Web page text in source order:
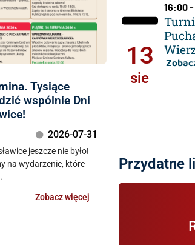
Tysiące
wspólnie Dni
2026-07-31
jeszcze nie było!
na wydarzenie, które
Zobacz więcej
13
sie
16:00
Przydatne